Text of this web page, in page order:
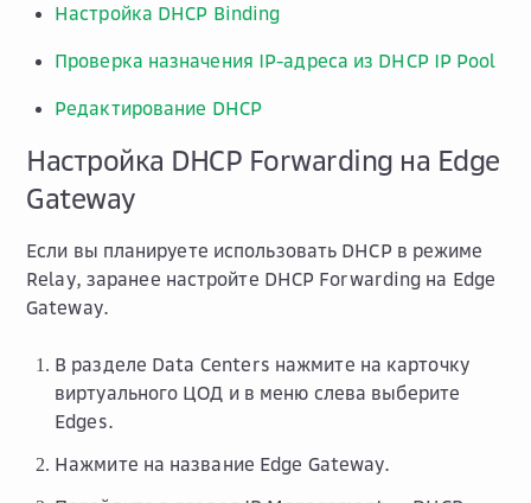
Настройка DHCP Binding
Проверка назначения IP-адреса из DHCP IP Pool
Редактирование DHCP
Настройка DHCP Forwarding на Edge
Gateway
Если вы планируете использовать DHCP в режиме
Relay, заранее настройте DHCP Forwarding на Edge
Gateway.
В разделе Data Centers нажмите на карточку
виртуального ЦОД и в меню слева выберите
Edges.
Нажмите на название Edge Gateway.